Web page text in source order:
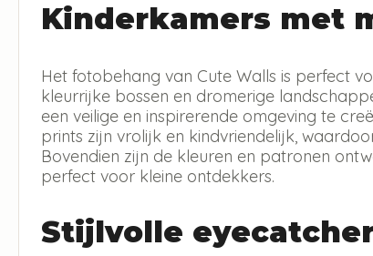
Kinderkamers met
Het fotobehang van Cute Walls is perfect
kleurrijke bossen en dromerige
een veilige en inspirerende omgeving te
prints zijn vrolijk en kindvriendelijk,
Bovendien zijn de kleuren en patronen
perfect voor kleine ontdekkers.
Stijlvolle